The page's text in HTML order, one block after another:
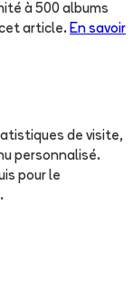
à 500 albums
article. En savoir
de visite,
personnalisé.
pour le